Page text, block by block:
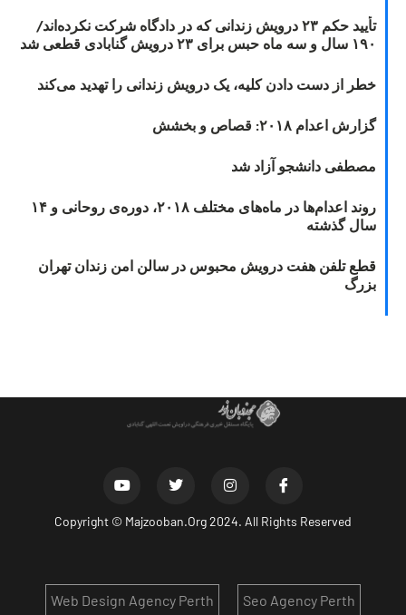
تأیید حکم ۲۳ درویش زندانی که در دادگاه شرکت نکرده‌اند/
۱۹۰ سال و سه ماه حبس برای ۲۳ درویش گنابادی قطعی شد
خطر از دست دادن کلیه، یک درویش زندانی را تهدید می‌کند
گزارش اعدام ۲۰۱۸: قصاص و بخشش
مصطفی دانشجو آزاد شد
روند اعدام‌ها در ماه‌های مختلف ۲۰۱۸، دوره‌ی روحانی و ۱۴
سال گذشته
قطع تلفن هفت درویش محبوس در سالن امن زندان تهران
بزرگ
Copyright © Majzooban.Org2024. All Rights Reserved
Seo Agency Perth
Web Design Agency Perth